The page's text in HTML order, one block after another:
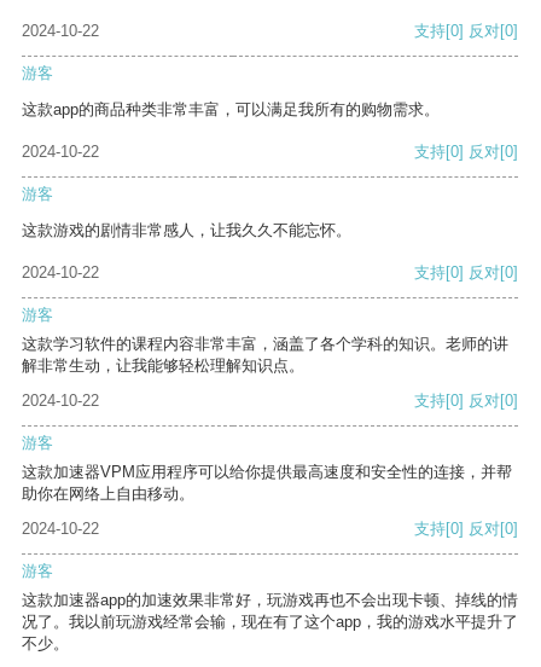
2024-10-22 支持[0] 反对[0]
游客
这款app的商品种类非常丰富，可以满足我所有的购物需求。
2024-10-22 支持[0] 反对[0]
游客
这款游戏的剧情非常感人，让我久久不能忘怀。
2024-10-22 支持[0] 反对[0]
游客
这款学习软件的课程内容非常丰富，涵盖了各个学科的知识。老师的讲
解非常生动，让我能够轻松理解知识点。
2024-10-22
支持[0] 反对[0]
游客
这款加速器VPM应用程序可以给你提供最高速度和安全性的连接，并帮
助你在网络上自由移动。
2024-10-22
支持[0] 反对[0]
游客
这款加速器app的加速效果非常好，玩游戏再也不会出现卡顿、掉线的情
况了。我以前玩游戏经常会输，现在有了这个app，我的游戏水平提升了
不少。